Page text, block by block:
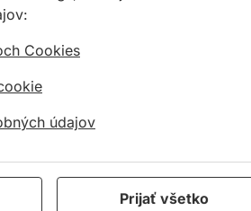
Cookies
údajov
Prijať všetko